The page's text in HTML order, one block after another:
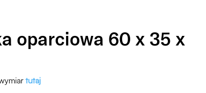
oparciowa 60 x 35 x
tutaj